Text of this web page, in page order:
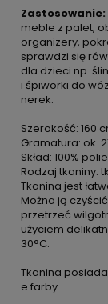
Zastosowanie:
meble z palet,
organizery,
sprawdzi się
dla dzieci np.
i śpiworki do
nerek.
Szerokość: 160
Gramatura: ok.
Skład: 100%
Rodzaj tkaniny:
Tkanina jest
Można ją
przetrzeć
użyciem
30°C.
Tkanina
e farby.